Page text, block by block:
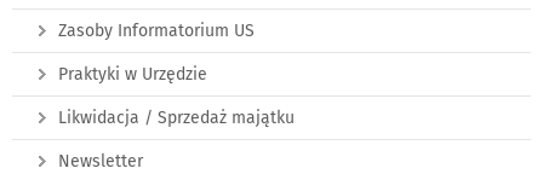
Zasoby Informatorium US
Praktyki w Urzędzie
Likwidacja / Sprzedaż majątku
Newsletter